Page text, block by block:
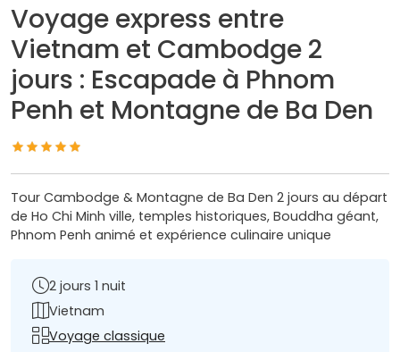
Voyage express entre
Vietnam et Cambodge 2
jours : Escapade à Phnom
Penh et Montagne de Ba Den
Tour Cambodge & Montagne de Ba Den 2 jours au départ
de Ho Chi Minh ville, temples historiques, Bouddha géant,
Phnom Penh animé et expérience culinaire unique
2 jours 1 nuit
Vietnam
Voyage classique